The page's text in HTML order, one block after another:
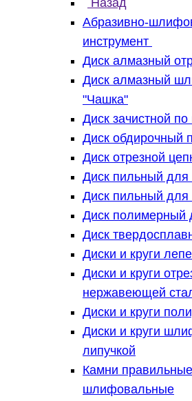
Назад
Абразивно-
инструмент
Диск алмазный
Диск алмазный
"Чашка"
Диск зачистной
Диск обдирочный
Диск отрезной
Диск пильный
Диск пильный для
Диск
Диск
Диски и круги
Диски и круги
нержавеющей
Диски и круги
Диски и круги
липучкой
Камни
шлифовальные